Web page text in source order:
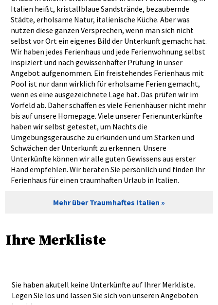
Italien heißt, kristallblaue Sandstrände, bezaubernde
Städte, erholsame Natur, italienische Küche. Aber was
nutzen diese ganzen Versprechen, wenn man sich nicht
selbst vor Ort ein eigenes Bild der Unterkunft gemacht hat.
Wir haben jedes Ferienhaus und jede Ferienwohnung selbst
inspiziert und nach gewissenhafter Prüfung in unser
Angebot aufgenommen. Ein freistehendes Ferienhaus mit
Pool ist nur dann wirklich für erholsame Ferien gemacht,
wenn es eine ausgezeichnete Lage hat. Das prüfen wir im
Vorfeld ab. Daher schaffen es viele Ferienhäuser nicht mehr
bis auf unsere Homepage. Viele unserer Ferienunterkünfte
haben wir selbst getestet, um Nachts die
Umgebungsgeräusche zu erkunden und um Stärken und
Schwächen der Unterkunft zu erkennen. Unsere
Unterkünfte können wir alle guten Gewissens aus erster
Hand empfehlen. Wir beraten Sie persönlich und finden Ihr
Ferienhaus für einen traumhaften Urlaub in Italien.
Mehr über Traumhaftes Italien
Ihre Merkliste
Sie haben akutell keine Unterkünfte auf Ihrer Merkliste.
Legen Sie los und lassen Sie sich von unseren Angeboten